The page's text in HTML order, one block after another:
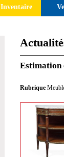
Inventaire
Estimation
Rubrique